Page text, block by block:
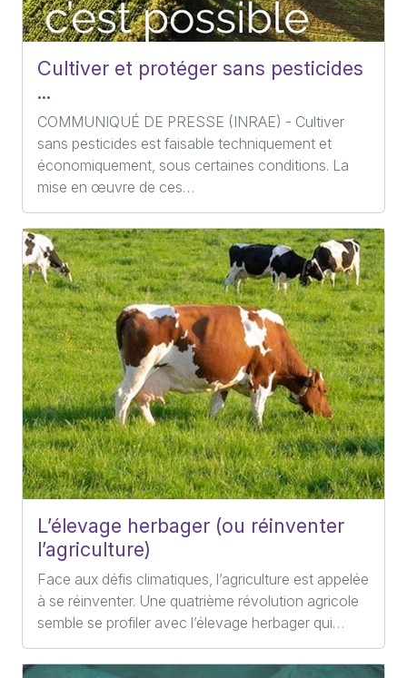
Cultiver et protéger sans pesticides
...
COMMUNIQUÉ DE PRESSE (INRAE) - Cultiver
sans pesticides est faisable techniquement et
économiquement, sous certaines conditions. La
mise en œuvre de ces…
L’élevage herbager (ou réinventer
l’agriculture)
Face aux défis climatiques, l’agriculture est appelée
à se réinventer. Une quatrième révolution agricole
semble se profiler avec l’élevage herbager qui…